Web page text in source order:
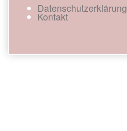
Datenschutzerklärung
Kontakt